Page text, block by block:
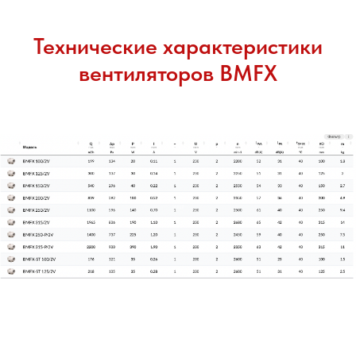
Технические характеристики
вентиляторов BMFX